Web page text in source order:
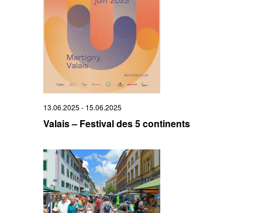
13.06.2025 - 15.06.2025
Valais – Festival des 5 continents